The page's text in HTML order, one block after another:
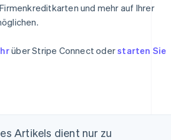
und mehr auf Ihrer
über Stripe Connect oderstarten Sie
Artikels dient nur zu